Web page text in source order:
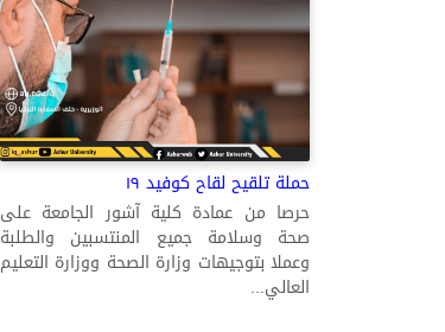
حملة تلقيح لقاح كوفيد ١٩
حرصا من عمادة كلية آشور الجامعة على
صحة وسلامة جميع المنتسبين والطلبة
وعملا بتوجيهات وزارة الصحة ووزارة التعليم
العالي...